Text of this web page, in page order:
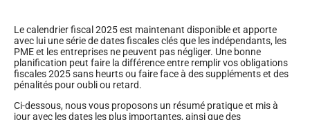
Le calendrier fiscal 2025 est maintenant disponible et apporte
avec lui une série de dates fiscales clés que les indépendants, les
PME et les entreprises ne peuvent pas négliger. Une bonne
planification peut faire la différence entre remplir vos obligations
fiscales 2025 sans heurts ou faire face à des suppléments et des
pénalités pour oubli ou retard.
Ci-dessous, nous vous proposons un résumé pratique et mis à
jour avec les dates les plus importantes, ainsi que des